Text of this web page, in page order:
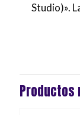
Studio)».
Productos